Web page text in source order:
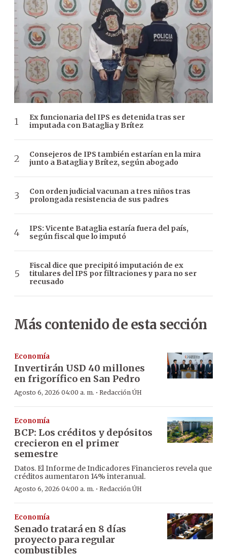
Ex funcionaria del IPS es detenida tras ser
imputada con Bataglia y Brítez
Consejeros de IPS también estarían en la mira
junto a Bataglia y Brítez, según abogado
Con orden judicial vacunan a tres niños tras
prolongada resistencia de sus padres
IPS: Vicente Bataglia estaría fuera del país,
según fiscal que lo imputó
Fiscal dice que precipitó imputación de ex
titulares del IPS por filtraciones y para no ser
recusado
Más contenido de esta sección
Economía
Invertirán USD 40 millones
en frigorífico en San Pedro
Agosto 6, 2026 04:00 a. m. · Redacción ÚH
Economía
BCP: Los créditos y depósitos
crecieron en el primer
semestre
Datos. El Informe de Indicadores Financieros revela que
créditos aumentaron 14% interanual.
Agosto 6, 2026 04:00 a. m. · Redacción ÚH
Economía
Senado tratará en 8 días
proyecto para regular
combustibles